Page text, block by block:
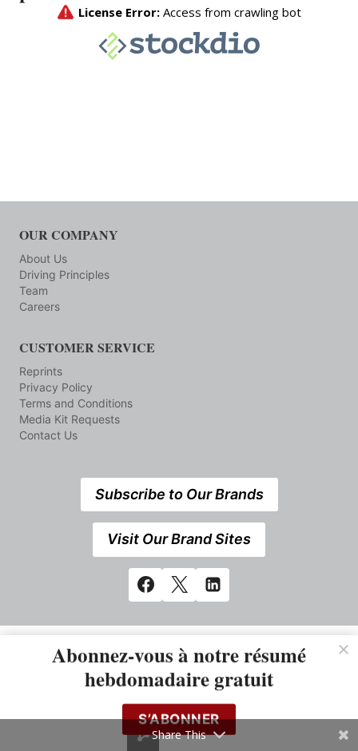
OUR COMPANY
About Us
Driving Principles
Team
Careers
CUSTOMER SERVICE
Reprints
Privacy Policy
Terms and Conditions
Media Kit Requests
Contact Us
Subscribe to Our Brands
Visit Our Brand Sites
Abonnez-vous à notre résumé
hebdomadaire gratuit
S’ABONNER
Share This